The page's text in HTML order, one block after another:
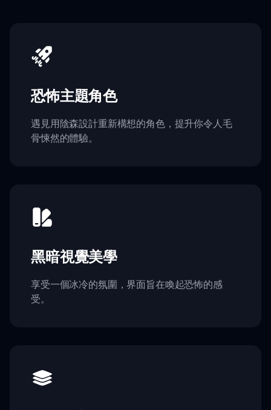
恐怖主題角色
遇見用陰森設計重新構想的角色，提升你令人毛
骨悚然的體驗。
黑暗視覺美學
享受一個冰冷的氛圍，界面旨在喚起恐怖的感
受。